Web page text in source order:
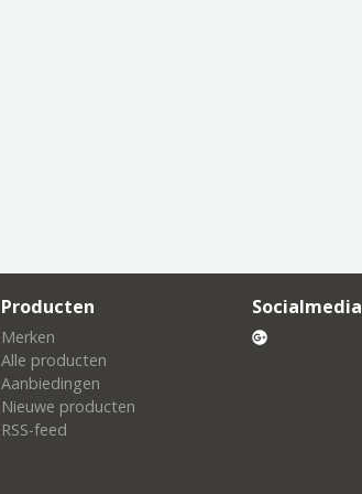
Producten
Merken
Alle producten
Aanbiedingen
Nieuwe producten
RSS-feed
Socialmedia